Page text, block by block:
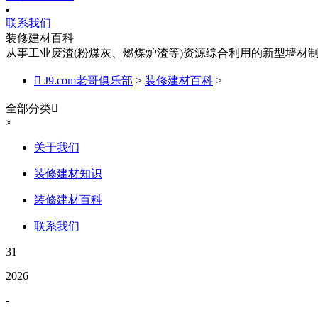
联系我们
装修建材百科
从事工业废渣(粉煤灰、燃煤炉渣等)资源综合利用的新型墙材
 J9.com老哥俱乐部 > 装修建材百科 >
全部分类
×
关于我们
装修建材知识
装修建材百科
联系我们
31
2026
-